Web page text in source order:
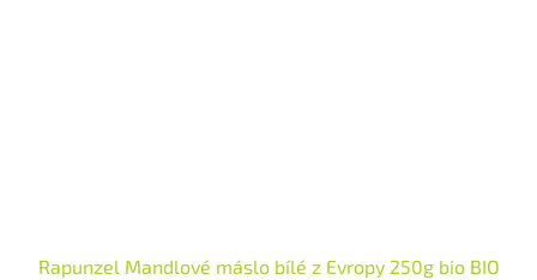
Rapunzel Mandlové máslo bílé z Evropy 250g bio BIO